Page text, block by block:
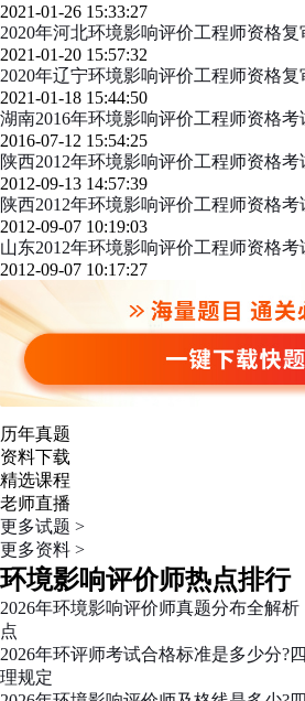
2021-01-26 15:33:27
2020年河北环境影响评价工程师资格复
2021-01-20 15:57:32
2020年辽宁环境影响评价工程师资格复
2021-01-18 15:44:50
湖南2016年环境影响评价工程师资格
2016-07-12 15:54:25
陕西2012年环境影响评价工程师资格
2012-09-13 14:57:39
陕西2012年环境影响评价工程师资格
2012-09-07 10:19:03
山东2012年环境影响评价工程师资格
2012-09-07 10:17:27
历年真题
资料下载
精选课程
老师直播
更多试题 >
更多资料 >
环境影响评价师热点排行
2026年环境影响评价师真题分布全解
点
2026年环评师考试合格标准是多少分?
理规定